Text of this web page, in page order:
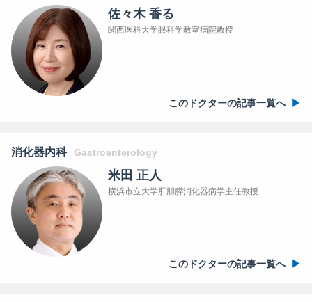
佐々木 香る
関西医科大学眼科学教室病院教授
このドクターの記事一覧へ
消化器内科 Gastroenterology
米田 正人
横浜市立大学肝胆膵消化器病学主任教授
このドクターの記事一覧へ